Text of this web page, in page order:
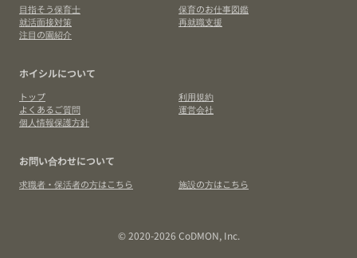
目指そう保育士
保育のお仕事図鑑
就活面接対策
再就職支援
注目の園紹介
ホイシルについて
トップ
利用規約
よくあるご質問
運営会社
個人情報保護方針
お問い合わせについて
求職者・保活者の方はこちら 施設の方はこちら
© 2020-2026 CoDMON, Inc.